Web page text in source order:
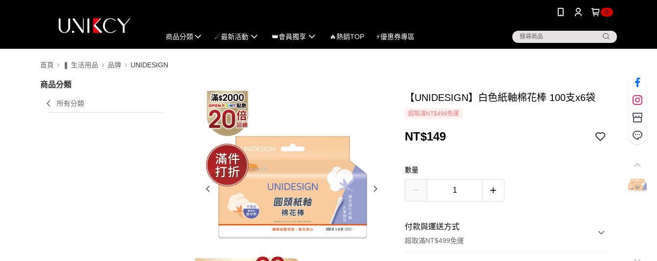
0
商品分類 ☄最新活動 👑會員獨享 🔥熱銷TOP ⚡優惠券專區
首頁 ❚ 生活用品 品牌 UNIDESIGN
商品分類
所有分類
【UNIDESIGN】白色紙軸棉花棒 100支x6袋
超取滿NT$499免運
NT$149
數量
付款與運送方式
超取滿NT$499免運